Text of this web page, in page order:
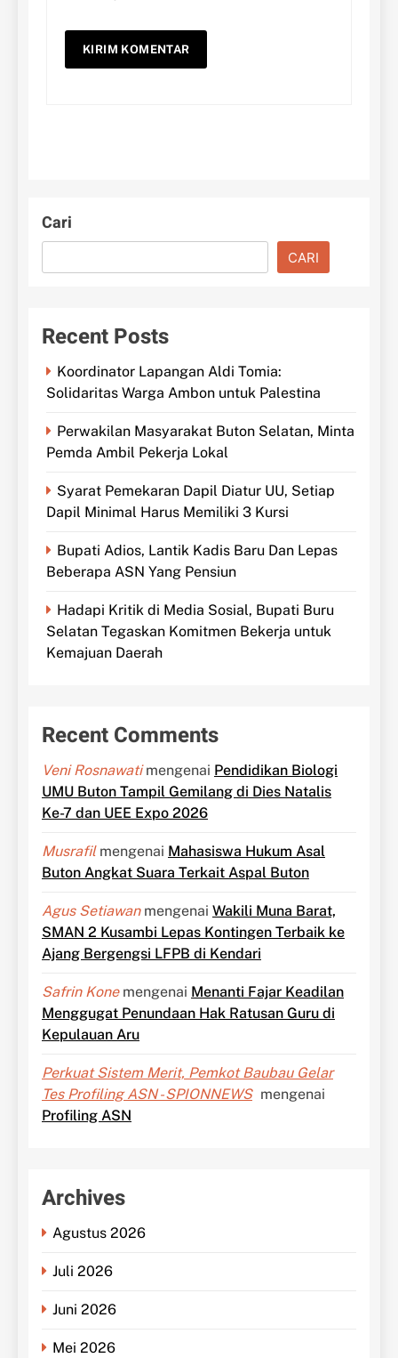
Cari
CARI
Recent Posts
Koordinator Lapangan Aldi Tomia:
Solidaritas Warga Ambon untuk Palestina
Perwakilan Masyarakat Buton Selatan, Minta
Pemda Ambil Pekerja Lokal
Syarat Pemekaran Dapil Diatur UU, Setiap
Dapil Minimal Harus Memiliki 3 Kursi
Bupati Adios, Lantik Kadis Baru Dan Lepas
Beberapa ASN Yang Pensiun
Hadapi Kritik di Media Sosial, Bupati Buru
Selatan Tegaskan Komitmen Bekerja untuk
Kemajuan Daerah
Recent Comments
Veni Rosnawatimengenai Pendidikan Biologi
UMU Buton Tampil Gemilang di Dies Natalis
Ke-7 dan UEE Expo 2026
Musrafilmengenai Mahasiswa Hukum Asal
Buton Angkat Suara Terkait Aspal Buton
Agus Setiawanmengenai Wakili Muna Barat,
SMAN 2 Kusambi Lepas Kontingen Terbaik ke
Ajang Bergengsi LFPB di Kendari
Safrin Konemengenai Menanti Fajar Keadilan
Menggugat Penundaan Hak Ratusan Guru di
Kepulauan Aru
Perkuat Sistem Merit, Pemkot Baubau Gelar
Tes Profiling ASN - SPIONNEWS mengenai
Profiling ASN
Archives
Agustus 2026
Juli 2026
Juni 2026
Mei 2026